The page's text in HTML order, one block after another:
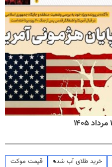
خرید طلای آب شده
قیمت موکت